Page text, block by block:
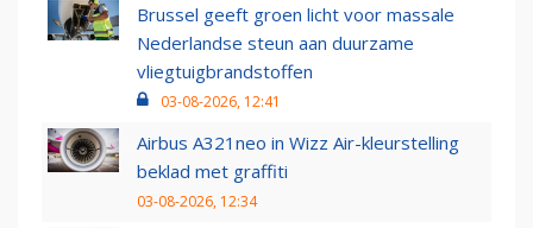
Brussel geeft groen licht voor massale
Nederlandse steun aan duurzame
vliegtuigbrandstoffen
03-08-2026, 12:41
Airbus A321neo in Wizz Air-kleurstelling
beklad met graffiti
03-08-2026, 12:34